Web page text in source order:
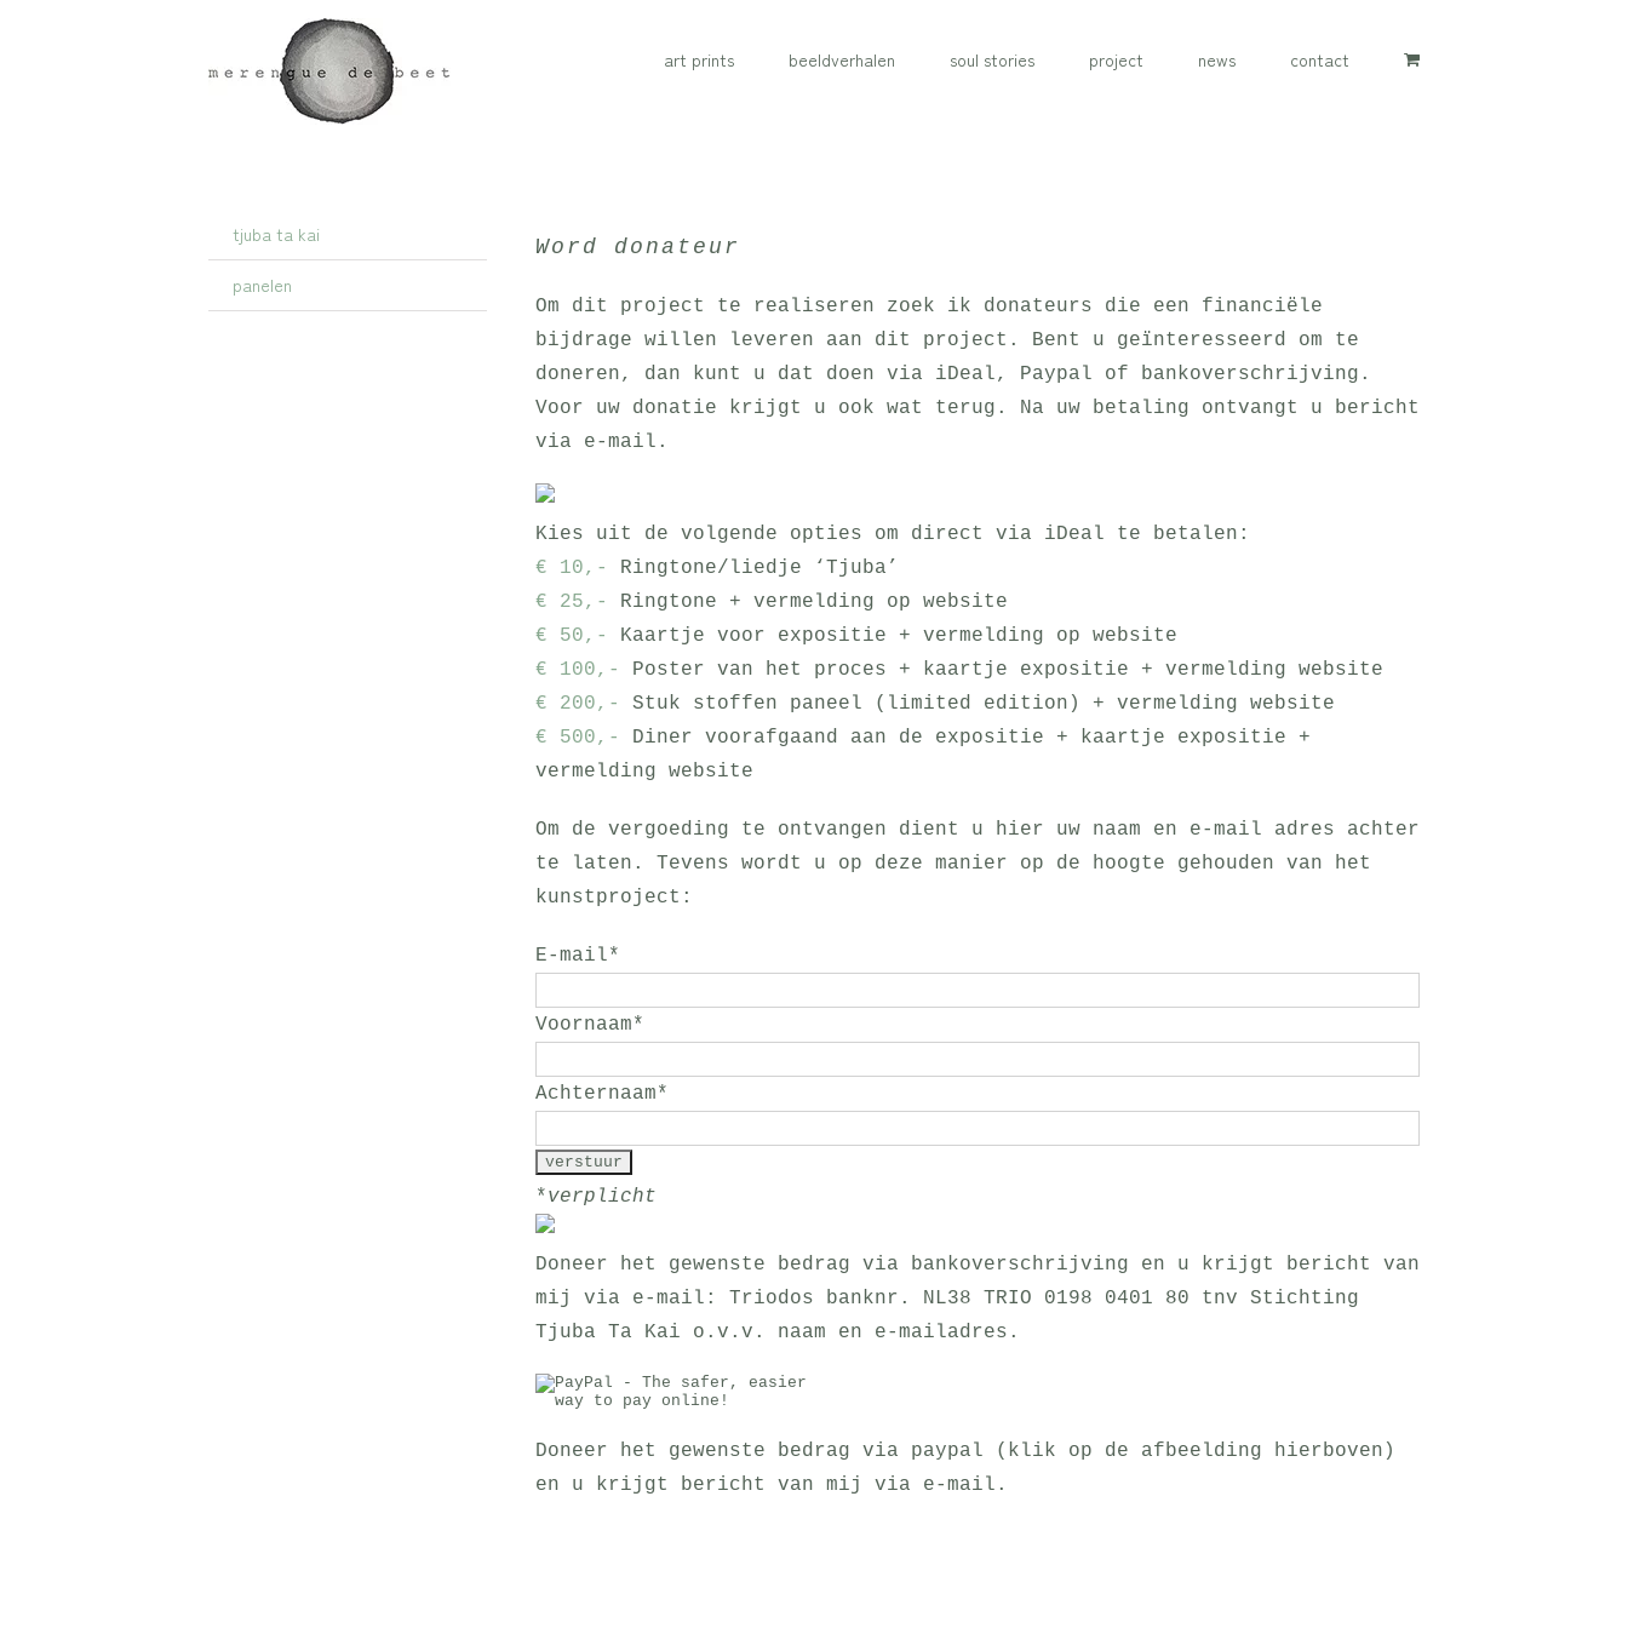
art prints beeldverhalen soul stories project news contact
tjuba ta kai
panelen
Word donateur
Om dit project te realiseren zoek ik donateurs die een financiële
bijdrage willen leveren aan dit project. Bent u geïnteresseerd om te
doneren, dan kunt u dat doen via iDeal, Paypal of bankoverschrijving.
Voor uw donatie krijgt u ook wat terug. Na uw betaling ontvangt u bericht
via e-mail.
Kies uit de volgende opties om direct via iDeal te betalen:
€ 10,-
Ringtone/liedje ‘Tjuba’
€ 25,-
Ringtone + vermelding op website
€ 50,-
Kaartje voor expositie + vermelding op website
€ 100,-
Poster van het proces + kaartje expositie + vermelding website
€ 200,-
Stuk stoffen paneel (limited edition) + vermelding website
€ 500,-
Diner voorafgaand aan de expositie + kaartje expositie +
vermelding website
Om de vergoeding te ontvangen dient u hier uw naam en e-mail adres achter
te laten. Tevens wordt u op deze manier op de hoogte gehouden van het
kunstproject:
E-mail*
Voornaam*
Achternaam*
*verplicht
Doneer het gewenste bedrag via bankoverschrijving en u krijgt bericht van
mij via e-mail: Triodos banknr. NL38 TRIO 0198 0401 80 tnv Stichting
Tjuba Ta Kai o.v.v. naam en e-mailadres.
Doneer het gewenste bedrag via paypal (klik op de afbeelding hierboven)
en u krijgt bericht van mij via e-mail.